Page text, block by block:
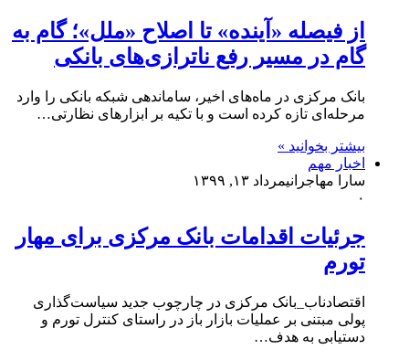
از فیصله «آینده» تا اصلاح «ملل»؛ گام به
گام در مسیر رفع ناترازی‌های بانکی
بانک مرکزی در ماه‌های اخیر، ساماندهی شبکه بانکی را وارد
مرحله‌ای تازه کرده است و با تکیه بر ابزار‌های نظارتی…
بیشتر بخوانید »
اخبار مهم
سارا مهاجرانیمرداد ۱۳, ۱۳۹۹
۰
جرئیات اقدامات بانک مرکزی برای مهار
تورم
اقتصادناب_بانک مرکزی در چارچوب جدید سیاست‌گذاری
پولی مبتنی بر عملیات بازار باز در راستای کنترل تورم و
دستیابی به هدف…